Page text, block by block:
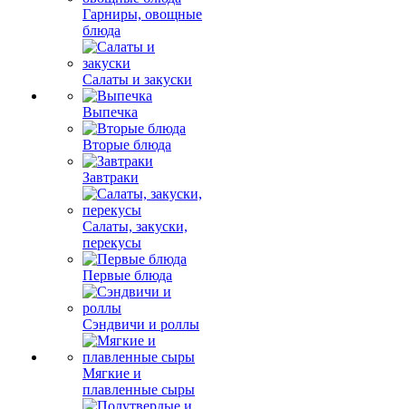
Гарниры, овощные
блюда
Салаты и закуски
Выпечка
Вторые блюда
Завтраки
Салаты, закуски,
перекусы
Первые блюда
Сэндвичи и роллы
Мягкие и
плавленные сыры